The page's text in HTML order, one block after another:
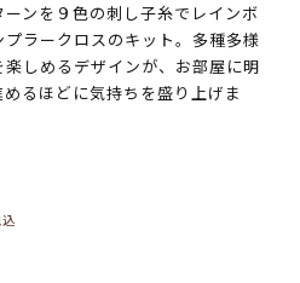
ンを９色の刺し子糸でレインボ
ラークロスのキット。多種多様
しめるデザインが、お部屋に明
るほどに気持ちを盛り上げま